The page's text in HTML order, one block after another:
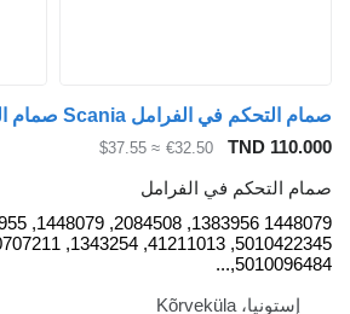
TND 110.000
€32.50
≈ $37.55
صمام التحكم في الفرامل
5010096484,...
إستونيا، Kõrveküla